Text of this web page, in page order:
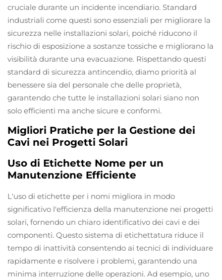
cruciale durante un incidente incendiario. Standard
industriali come questi sono essenziali per migliorare la
sicurezza nelle installazioni solari, poiché riducono il
rischio di esposizione a sostanze tossiche e migliorano la
visibilità durante una evacuazione. Rispettando questi
standard di sicurezza antincendio, diamo priorità al
benessere sia del personale che delle proprietà,
garantendo che tutte le installazioni solari siano non
solo efficienti ma anche sicure e conformi.
Migliori Pratiche per la Gestione dei
Cavi nei Progetti Solari
Uso di Etichette Nome per un
Manutenzione Efficiente
L'uso di etichette per i nomi migliora in modo
significativo l'efficienza della manutenzione nei progetti
solari, fornendo un chiaro identificativo dei cavi e dei
componenti. Questo sistema di etichettatura riduce il
tempo di inattività consentendo ai tecnici di individuare
rapidamente e risolvere i problemi, garantendo una
minima interruzione delle operazioni. Ad esempio, uno